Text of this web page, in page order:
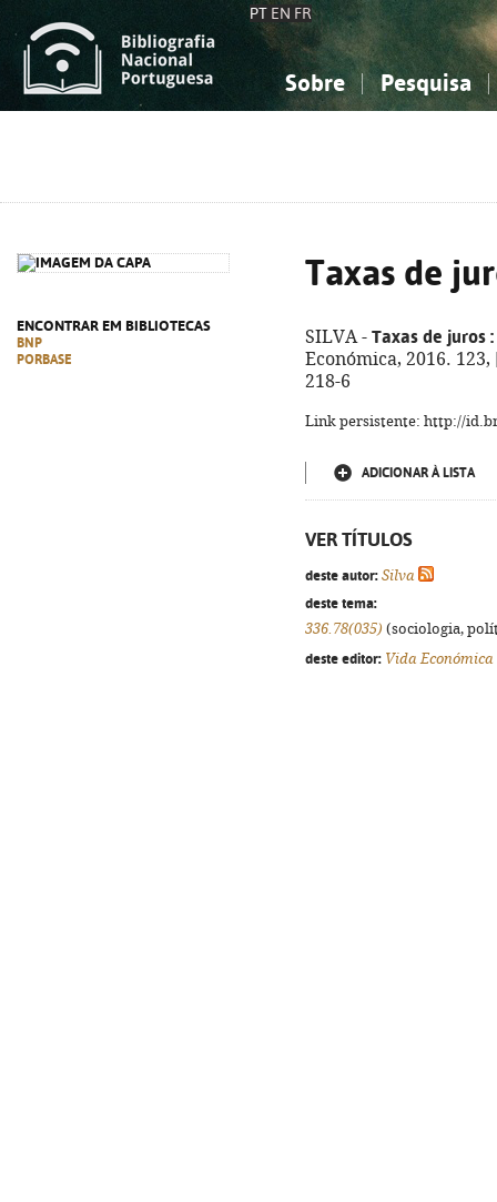
PT EN FR
Sobre Pesquisa
ENCONTRAR EM BIBLIOTECAS
BNP
PORBASE
Taxas de
SILVA - Taxas de juros
Económica, 2016.
218-6
Link persistente: http://
ADICIONAR À LISTA
VER TÍTULOS
deste autor: Silva
deste tema:
336.78(035) (sociologia,
deste editor: Vida Económica